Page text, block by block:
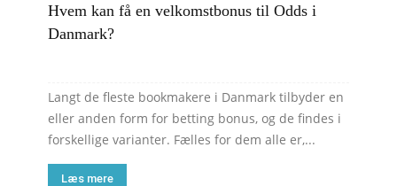
Hvem kan få en velkomstbonus til Odds i
Danmark?
Langt de fleste bookmakere i Danmark tilbyder en
eller anden form for betting bonus, og de findes i
forskellige varianter. Fælles for dem alle er,...
Læs mere